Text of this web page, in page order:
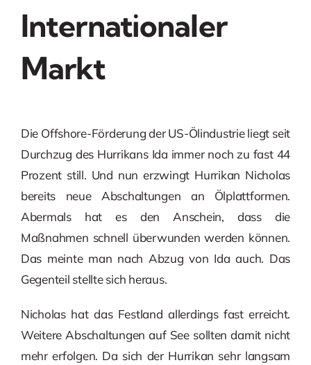
Internationaler
Markt
Die Offshore-Förderung der US-Ölindustrie liegt seit
Durchzug des Hurrikans Ida immer noch zu fast 44
Prozent still. Und nun erzwingt Hurrikan Nicholas
bereits neue Abschaltungen an Ölplattformen.
Abermals hat es den Anschein, dass die
Maßnahmen schnell überwunden werden können.
Das meinte man nach Abzug von Ida auch. Das
Gegenteil stellte sich heraus.
Nicholas hat das Festland allerdings fast erreicht.
Weitere Abschaltungen auf See sollten damit nicht
mehr erfolgen. Da sich der Hurrikan sehr langsam